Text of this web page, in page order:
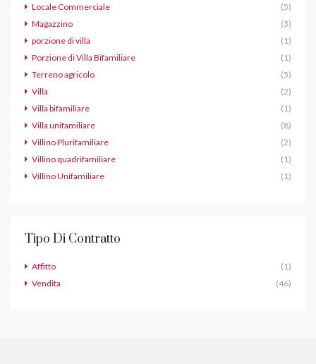
Locale Commerciale
(5)
Magazzino
(3)
porzione di villa
(1)
Porzione di Villa Bifamiliare
(1)
Terreno agricolo
(5)
Villa
(2)
Villa bifamiliare
(1)
Villa unifamiliare
(8)
Villino Plurifamiliare
(2)
Villino quadrifamiliare
(1)
Villino Unifamiliare
(1)
Tipo Di Contratto
Affitto
(1)
Vendita
(46)